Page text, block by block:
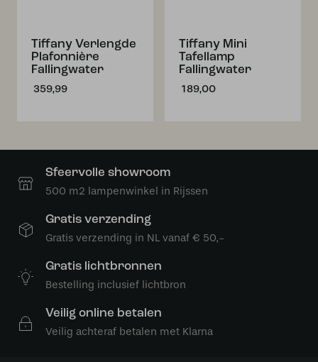
Tiffany Verlengde
Plafonnière
Fallingwater
359,99
Tiffany Mini
Tafellamp
Fallingwater
189,00
Sfeervolle showroom
500 m2 lampenwinkel in Rijssen
Gratis verzending
Gratis verzending in NL vanaf € 50,-
Gratis lichtbronnen
Bestelling inclusief lichtbron
Veilig online betalen
Veilig achteraf betalen met Klarna